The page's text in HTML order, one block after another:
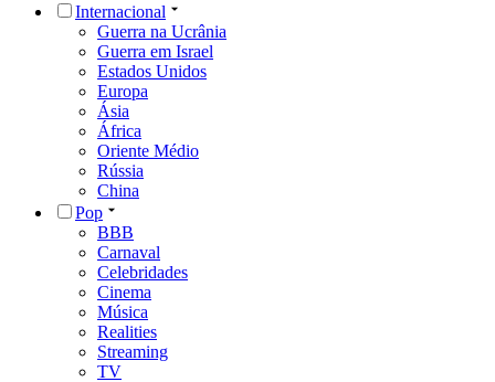
Internacional
Guerra na Ucrânia
Guerra em Israel
Estados Unidos
Europa
Ásia
África
Oriente Médio
Rússia
China
Pop
BBB
Carnaval
Celebridades
Cinema
Música
Realities
Streaming
TV